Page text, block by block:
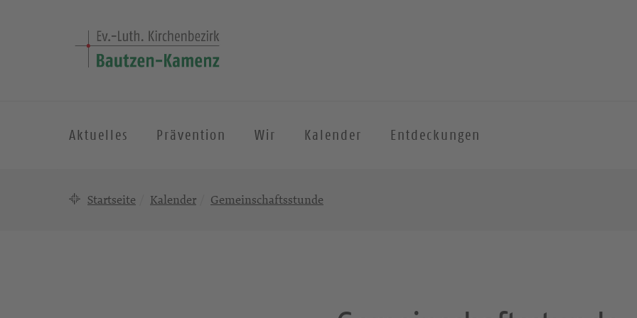
Aktuelles Prävention Wir Kalender Entdeckungen
Startseite Kalender Gemeinschaftsstunde